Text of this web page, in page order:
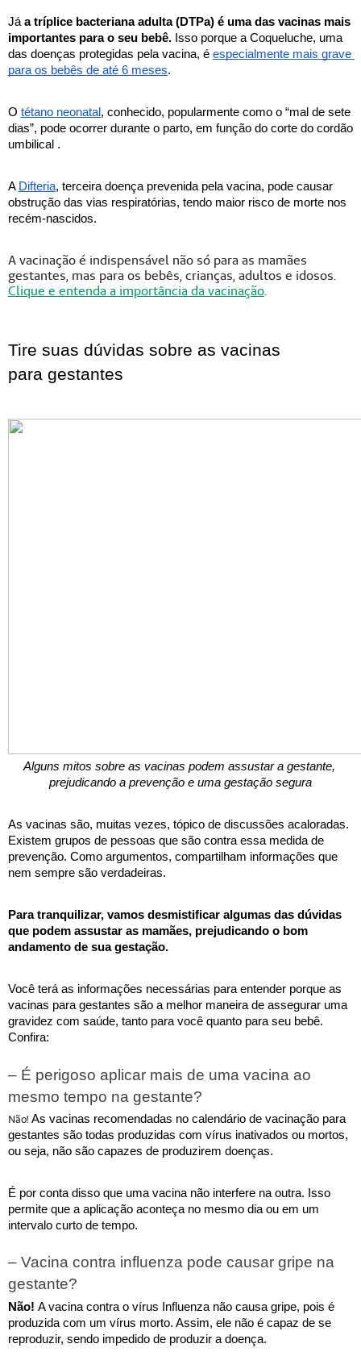
Já a tríplice bacteriana adulta (DTPa) é uma das vacinas mais
importantes para o seu bebê. Isso porque a Coqueluche, uma
das doenças protegidas pela vacina, é especialmente mais grave
para os bebês de até 6 meses.
O tétano neonatal , conhecido, popularmente como o “mal de sete
dias”, pode ocorrer durante o parto, em função do corte do cordão
umbilical .
A Difteria, terceira doença prevenida pela vacina, pode causar
obstrução das vias respiratórias, tendo maior risco de morte nos
recém-nascidos.
A vacinação é indispensável não só para as mamães
gestantes, mas para os bebês, crianças, adultos e idosos.
Clique e entenda a importância da vacinação.
Tire suas dúvidas sobre as vacinas
para gestantes
Alguns mitos sobre as vacinas podem assustar a gestante,
prejudicando a prevenção e uma gestação segura
As vacinas são, muitas vezes, tópico de discussões acaloradas.
Existem grupos de pessoas que são contra essa medida de
prevenção. Como argumentos, compartilham informações que
nem sempre são verdadeiras.
Para tranquilizar, vamos desmistificar algumas das dúvidas
que podem assustar as mamães, prejudicando o bom
andamento de sua gestação.
Você terá as informações necessárias para entender porque as
vacinas para gestantes são a melhor maneira de assegurar uma
gravidez com saúde, tanto para você quanto para seu bebê.
Confira:
– É perigoso aplicar mais de uma vacina ao
mesmo tempo na gestante?
Não! As vacinas recomendadas no calendário de vacinação para
gestantes são todas produzidas com vírus inativados ou mortos,
ou seja, não são capazes de produzirem doenças.
É por conta disso que uma vacina não interfere na outra. Isso
permite que a aplicação aconteça no mesmo dia ou em um
intervalo curto de tempo.
– Vacina contra influenza pode causar gripe na
gestante?
Não! A vacina contra o vírus Influenza não causa gripe, pois é
produzida com um vírus morto. Assim, ele não é capaz de se
reproduzir, sendo impedido de produzir a doença.